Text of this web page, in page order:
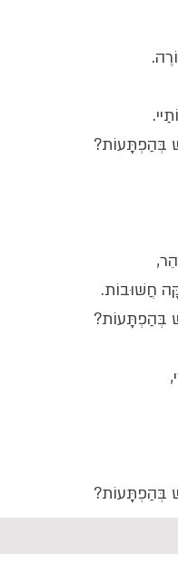
בְּהַפְתָּעוֹת?
חֲשׁוּבוֹת.
בְּהַפְתָּעוֹת?
בְּהַפְתָּעוֹת?